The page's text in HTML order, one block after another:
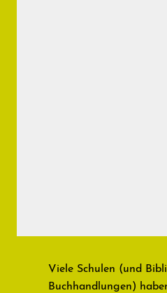
Viele Schulen (und
Buchhandlungen)